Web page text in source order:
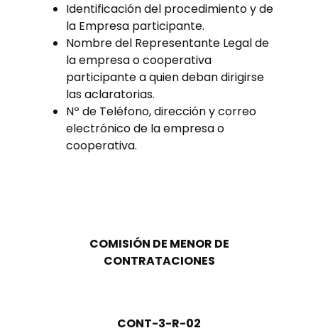
Identificación del procedimiento y de
la Empresa participante.
Nombre del Representante Legal de
la empresa o cooperativa
participante a quien deban dirigirse
las aclaratorias.
Nº de Teléfono, dirección y correo
electrónico de la empresa o
cooperativa.
COMISIÓN DE MENOR DE
CONTRATACIONES
CONT-3-R-02